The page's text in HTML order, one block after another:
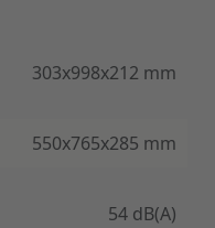
303x998x212 mm
550x765x285 mm
54 dB(A)